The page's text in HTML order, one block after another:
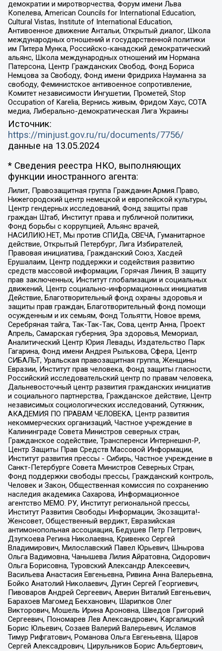
демократии и миротворчества, Форум имени Льва
Копелева, American Councils for International Education,
Cultural Vistas, Institute of International Education,
Антивоенное движение Антальи, Открытый диалог, Школа
международных отношений и государственной политики
им Питера Мунка, Российско-канадский демократический
альянс, Школа международных отношений им Нормана
Патерсона, Центр Гражданских Свобод, Фонд Бориса
Немцова за Свободу, Фонд имени Фридриха Науманна за
свободу, Феминистское антивоенное сопротивление,
Комитет независимости Ингушетии, Прометей, Stop
Occupation of Karelia, Вернись живым, Фридом Хаус, СОТА
медиа, Либерально-демократическая Лига Украины
Источник:
https://minjust.gov.ru/ru/documents/7756/
данные на 13.05.2024
* Сведения реестра НКО, выполняющих
функции иностранного агента:
Лилит, Правозащитная группа Гражданин.Армия.Право,
Нижегородский центр немецкой и европейской культуры,
Центр гендерных исследований, Фонд защиты прав
граждан Штаб, Институт права и публичной политики,
Фонд борьбы с коррупцией, Альянс врачей,
НАСИЛИЮ.НЕТ, Мы против СПИДа, СВЕЧА, Гуманитарное
действие, Открытый Петербург, Лига Избирателей,
Правовая инициатива, Гражданский Союз, Хасдей
Ерушалаим, Центр поддержки и содействия развитию
средств массовой информации, Горячая Линия, В защиту
прав заключенных, Институт глобализации и социальных
движений, Центр социально-информационных инициатив
Действие, Благотворительный фонд охраны здоровья и
защиты прав граждан, Благотворительный фонд помощи
осужденным и их семьям, Фонд Тольятти, Новое время,
Серебряная тайга, Так-Так-Так, Сова, центр Анна, Проект
Апрель, Самарская губерния, Эра здоровья, Мемориал,
Аналитический Центр Юрия Левады, Издательство Парк
Гагарина, Фонд имени Андрея Рылькова, Сфера, Центр
СИБАЛЬТ, Уральская правозащитная группа, Женщины
Евразии, Институт прав человека, Фонд защиты гласности,
Российский исследовательский центр по правам человека,
Дальневосточный центр развития гражданских инициатив
и социального партнерства, Гражданское действие, Центр
независимых социологических исследований, Сутяжник,
АКАДЕМИЯ ПО ПРАВАМ ЧЕЛОВЕКА, Центр развития
некоммерческих организаций, Частное учреждение в
Калининграде Совета Министров северных стран,
Гражданское содействие, Трансперенси Интернешнл-Р,
Центр Защиты Прав Средств Массовой Информации,
Институт развития прессы - Сибирь, Частное учреждение в
Санкт-Петербурге Совета Министров Северных Стран,
Фонд поддержки свободы прессы, Гражданский контроль,
Человек и Закон, Общественная комиссия по сохранению
наследия академика Сахарова, Информационное
агентство МЕМО. РУ, Институт региональной прессы,
Институт Развития Свободы Информации, Экозащита!-
Женсовет, Общественный вердикт, Евразийская
антимонопольная ассоциация, Бедушев Петр Петрович,
Дзугкоева Регина Николаевна, Кривенко Сергей
Владимирович, Милославский Павел Юрьевич, Шнырова
Ольга Вадимовна, Чанышева Лилия Айратовна, Сидорович
Ольга Борисовна, Туровский Александр Алексеевич,
Васильева Анастасия Евгеньевна, Ривина Анна Валерьевна,
Бойко Анатолий Николаевич, Дугин Сергей Георгиевич,
Пивоваров Андрей Сергеевич, Аверин Виталий Евгеньевич,
Барахоев Магомед Бекханович, Шарипков Олег
Викторович, Мошель Ирина Ароновна, Шведов Григорий
Сергеевич, Пономарев Лев Александрович, Каргалицкий
Борис Юльевич, Созаев Валерий Валерьевич, Исламов
Тимур Рифгатович, Романова Ольга Евгеньевна, Щаров
Сергей Алексадрович, Цирульников Борис Альбертович,